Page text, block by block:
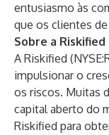
entusiasmo às
que os clientes
Sobre a Riskified
A Riskified
impulsionar o
os riscos. Muitas
capital aberto do
Riskified para